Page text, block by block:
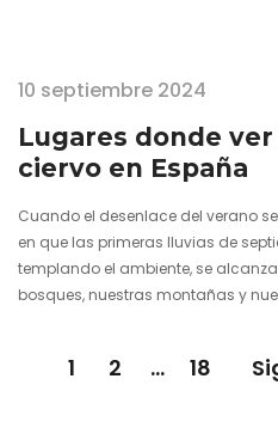
10 septiembre 2024
Lugares donde
ciervo en España
Cuando el desenlace del verano
en que las primeras lluvias de
templando el ambiente, se
bosques, nuestras montañas y
berrea como uno de los últimos
1 2 … 18